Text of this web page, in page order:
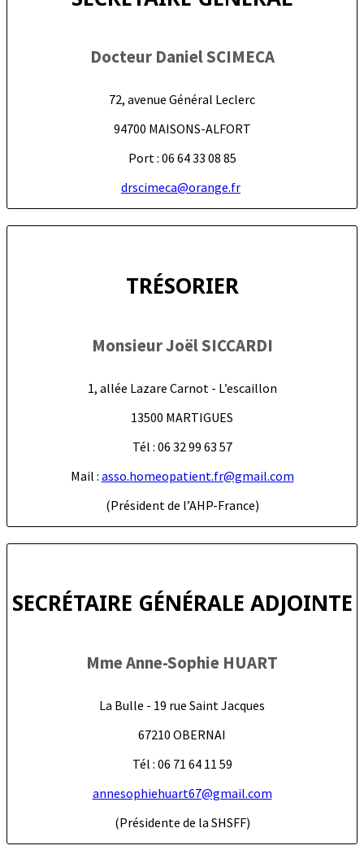
Docteur Daniel SCIMECA
72, avenue Général Leclerc
94700 MAISONS-ALFORT
Port : 06 64 33 08 85
drscimeca@orange.fr
TRÉSORIER
Monsieur Joël SICCARDI
1, allée Lazare Carnot - L’escaillon
13500 MARTIGUES
Tél : 06 32 99 63 57
Mail : asso.homeopatient.fr@gmail.com
(Président de l’AHP-France)
SECRÉTAIRE GÉNÉRALE ADJOINTE
Mme Anne-Sophie HUART
La Bulle - 19 rue Saint Jacques
67210 OBERNAI
Tél : 06 71 64 11 59
annesophiehuart67@gmail.com
(Présidente de la SHSFF)